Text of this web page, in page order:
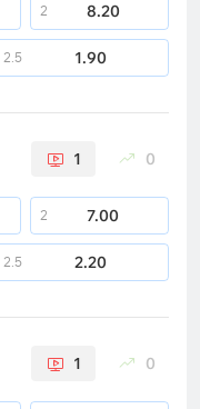
2 8.20
2.5 1.90
1 0
2 7.00
2.5 2.20
1 0